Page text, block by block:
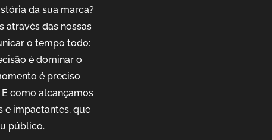
da sua marca?
através das nossas
o tempo todo:
é dominar o
é preciso
como alcançamos
e impactantes, que
público.